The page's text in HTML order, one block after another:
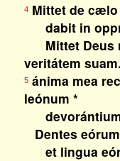
4Mittet de cælo
dabit in
Mittet Deus
veritátem suam.
5ánima mea
leónum *
Dentes
et lingua